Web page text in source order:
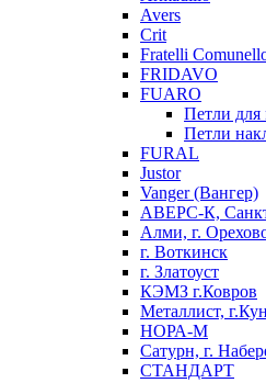
Avers
Crit
Fratelli
FRIDAVO
FUARO
Петли для
Петли
FURAL
Justor
Vanger (Вангер)
АВЕРС-К,
Алми, г.
г. Воткинск
г. Златоуст
КЭМЗ г.Ковров
Металлист,
НОРА-М
Сатурн, г.
СТАНДАРТ